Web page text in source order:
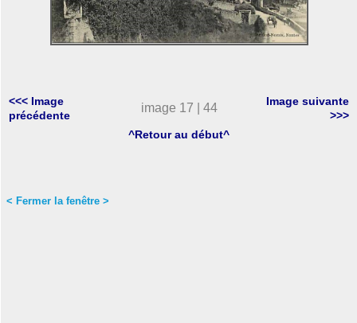
<<< Image
précédente
image 17 | 44
Image suivante
>>>
^Retour au début^
< Fermer la fenêtre >